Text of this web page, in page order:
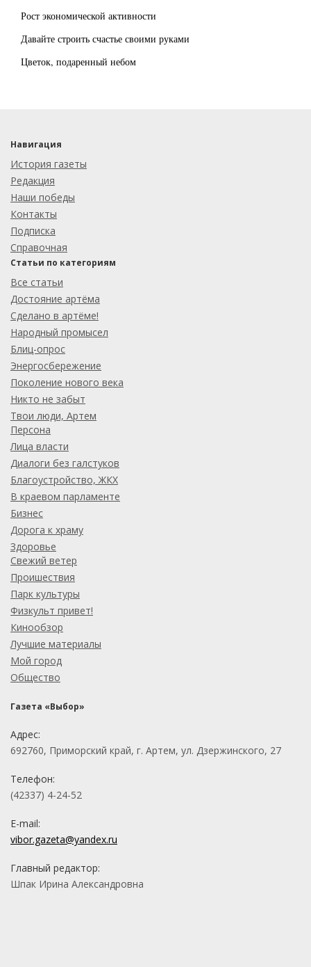
Рост экономической активности
Давайте строить счастье своими руками
Цветок, подаренный небом
Навигация
История газеты
Редакция
Наши победы
Контакты
Подписка
Справочная
Статьи по категориям
Все статьи
Достояние артёма
Сделано в артёме!
Народный промысел
Блиц-опрос
Энергосбережение
Поколение нового века
Никто не забыт
Твои люди, Артем
Персона
Лица власти
Диалоги без галстуков
Благоустройство, ЖКХ
В краевом парламенте
Бизнес
Дорога к храму
Здоровье
Свежий ветер
Проишествия
Парк культуры
Физкульт привет!
Кинообзор
Лучшие материалы
Мой город
Общество
Газета «Выбор»
Адрес:
692760, Приморский край, г. Артем, ул. Дзержинского, 27
Телефон:
(42337) 4-24-52
E-mail:
vibor.gazeta@yandex.ru
Главный редактор:
Шпак Ирина Александровна